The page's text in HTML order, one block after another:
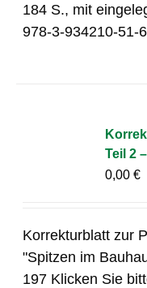
184 S., mit
978-3-934210-51-6
Teil 2
0,00€
Korrekturblatt zur
"Spitzen im
197 Klicken Sie